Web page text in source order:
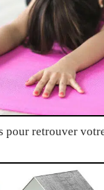
pour retrouver